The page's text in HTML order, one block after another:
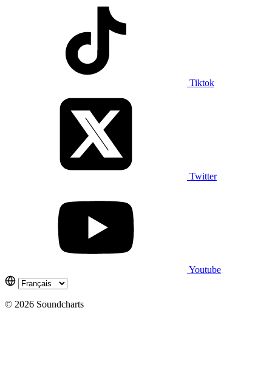
Tiktok
Twitter
Youtube
© 2026 Soundcharts